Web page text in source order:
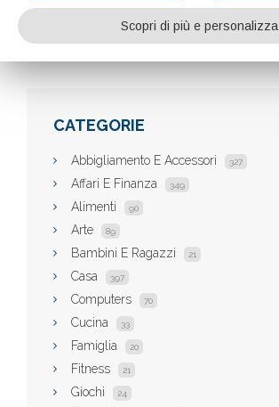
Aziende Blog di viaggi
CATEGORIE
Abbigliamento E Accessori 327
Affari E Finanza 349
Alimenti 90
Arte 89
Bambini E Ragazzi 21
Casa 397
Computers 70
Cucina 33
Famiglia 20
Fitness 21
Giochi 24
Scopri di più e personalizza